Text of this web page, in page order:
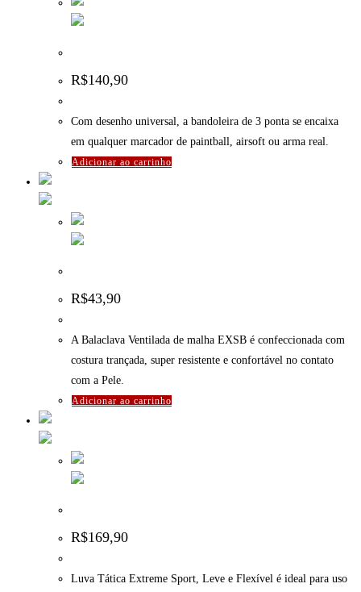
R$140,90
Com desenho universal, a bandoleira de 3 ponta se encaixa
em qualquer marcador de paintball, airsoft ou arma real.
Adicionar ao carrinho
R$43,90
A Balaclava Ventilada de malha EXSB é confeccionada com
costura trançada, super resistente e confortável no contato
com a Pele.
Adicionar ao carrinho
R$169,90
Luva Tática Extreme Sport, Leve e Flexível é ideal para uso